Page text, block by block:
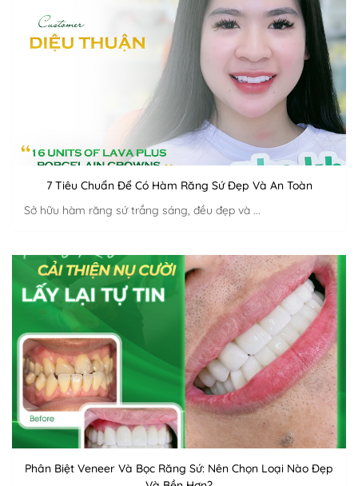
7 Tiêu Chuẩn Để Có Hàm Răng Sứ Đẹp Và An Toàn
Sở hữu hàm răng sứ trắng sáng, đều đẹp và ...
Phân Biệt Veneer Và Bọc Răng Sứ: Nên Chọn Loại Nào Đẹp